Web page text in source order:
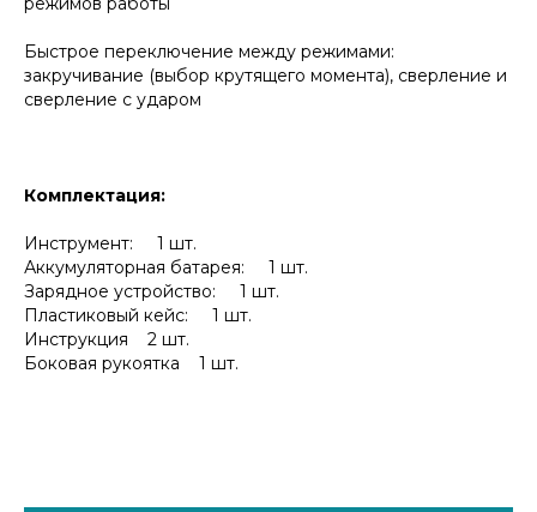
Быстрое переключение между режимами:
закручивание (выбор крутящего момента), сверление и
сверление с ударом
Комплектация:
Инструмент: 1 шт.
Аккумуляторная батарея: 1 шт.
Зарядное устройство: 1 шт.
Пластиковый кейс: 1 шт.
Инструкция 2 шт.
Боковая рукоятка 1 шт.